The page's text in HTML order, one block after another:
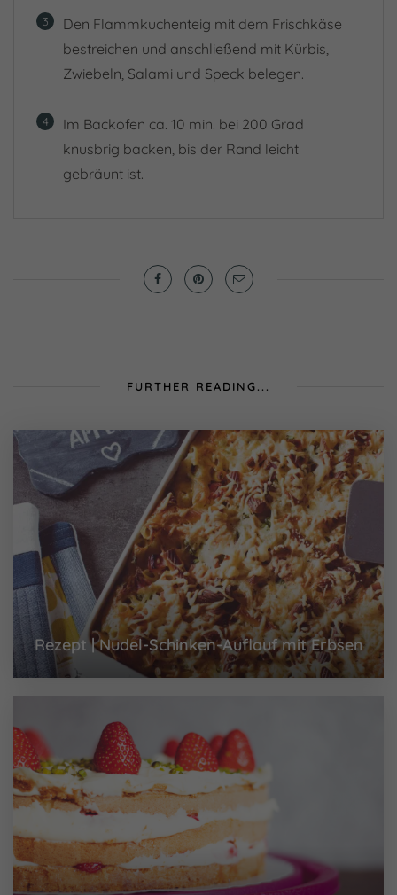
3
Den Flammkuchenteig mit dem Frischkäse
bestreichen und anschließend mit Kürbis,
Zwiebeln, Salami und Speck belegen.
4
Im Backofen ca. 10 min. bei 200 Grad
knusbrig backen, bis der Rand leicht
gebräunt ist.
FURTHER READING...
Rezept | Nudel-Schinken-Auflauf mit Erbsen